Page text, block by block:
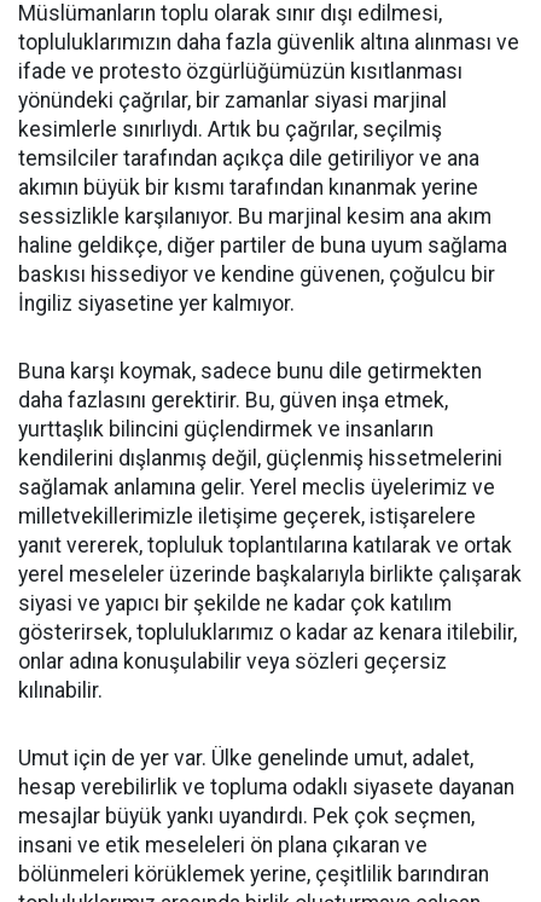
Müslümanların toplu olarak sınır dışı edilmesi,
topluluklarımızın daha fazla güvenlik altına alınması ve
ifade ve protesto özgürlüğümüzün kısıtlanması
yönündeki çağrılar, bir zamanlar siyasi marjinal
kesimlerle sınırlıydı. Artık bu çağrılar, seçilmiş
temsilciler tarafından açıkça dile getiriliyor ve ana
akımın büyük bir kısmı tarafından kınanmak yerine
sessizlikle karşılanıyor. Bu marjinal kesim ana akım
haline geldikçe, diğer partiler de buna uyum sağlama
baskısı hissediyor ve kendine güvenen, çoğulcu bir
İngiliz siyasetine yer kalmıyor.
Buna karşı koymak, sadece bunu dile getirmekten
daha fazlasını gerektirir. Bu, güven inşa etmek,
yurttaşlık bilincini güçlendirmek ve insanların
kendilerini dışlanmış değil, güçlenmiş hissetmelerini
sağlamak anlamına gelir. Yerel meclis üyelerimiz ve
milletvekillerimizle iletişime geçerek, istişarelere
yanıt vererek, topluluk toplantılarına katılarak ve ortak
yerel meseleler üzerinde başkalarıyla birlikte çalışarak
siyasi ve yapıcı bir şekilde ne kadar çok katılım
gösterirsek, topluluklarımız o kadar az kenara itilebilir,
onlar adına konuşulabilir veya sözleri geçersiz
kılınabilir.
Umut için de yer var. Ülke genelinde umut, adalet,
hesap verebilirlik ve topluma odaklı siyasete dayanan
mesajlar büyük yankı uyandırdı. Pek çok seçmen,
insani ve etik meseleleri ön plana çıkaran ve
bölünmeleri körüklemek yerine, çeşitlilik barındıran